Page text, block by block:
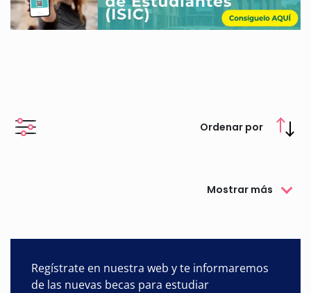
actualidad.
Para conocer más en detalle toda la información sobre las
Ordenar por
Mostrar más
Regístrate en nuestra web y te informaremos
de las nuevas becas para estudiar